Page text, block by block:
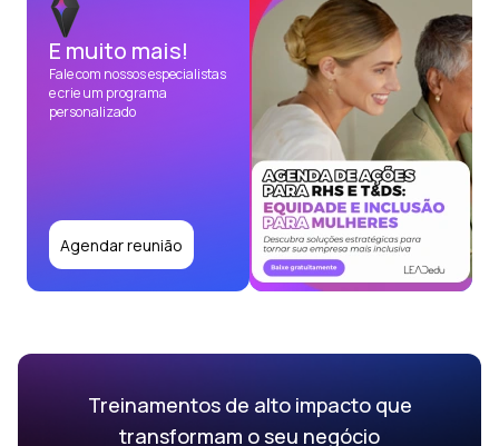
E muito mais!
Fale com nossos especialistas
e crie um programa
personalizado
Agendar reunião
Treinamentos de alto impacto que
transformam o seu negócio